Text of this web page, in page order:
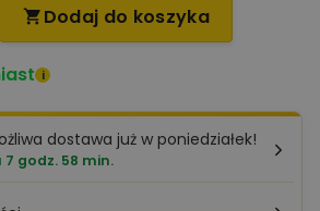
 Dodaj do koszyka
i
dostawa już w poniedziałek!
godz. 58 min.